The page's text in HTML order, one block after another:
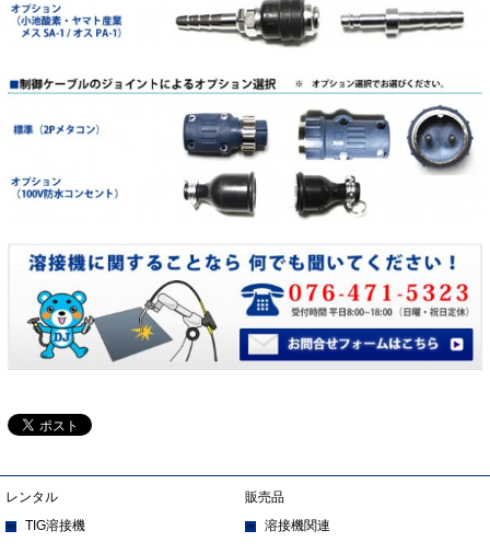
レンタル
TIG溶接機
販売品
溶接機関連